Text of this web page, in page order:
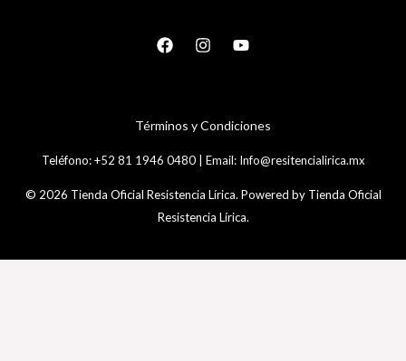
Términos y Condiciones
Teléfono:+52 81 1946 0480| Email: Info@resitencialirica.mx
© 2026 Tienda Oficial Resistencia Lírica. Powered by Tienda Oficial
Resistencia Lírica.